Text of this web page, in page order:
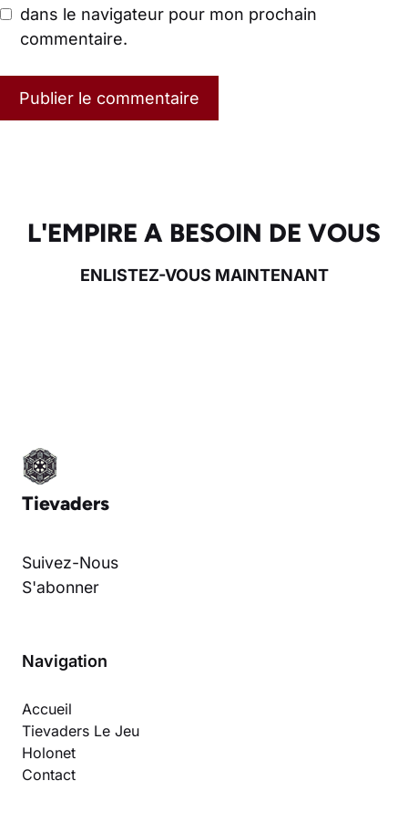
dans le navigateur pour mon prochain
commentaire.
L'EMPIRE A BESOIN DE VOUS
ENLISTEZ-VOUS MAINTENANT
Tievaders
Suivez-Nous
S'abonner
Navigation
Accueil
Tievaders Le Jeu
Holonet
Contact